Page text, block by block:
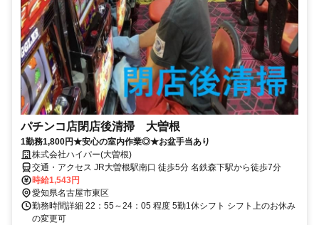
パチンコ店閉店後清掃 大曽根
1勤務1,800円★安心の室内作業◎★お盆手当あり
株式会社ハイパー(大曽根)
交通・アクセス JR大曽根駅南口 徒歩5分 名鉄森下駅から徒歩7分
時給1,543円
愛知県名古屋市東区
勤務時間詳細 22：55～24：05 程度 5勤1休シフト シフト上のお休み
の変更可